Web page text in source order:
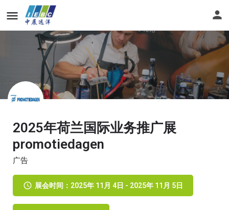
2025年荷兰国际业务推广展
promotiedagen
广告
展会时间：2025年 11月 4日 - 2025年 11月 5日